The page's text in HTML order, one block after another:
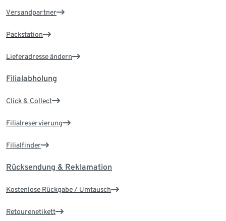
Versandpartner
Packstation
Lieferadresse ändern
Filialabholung
Click & Collect
Filialreservierung
Filialfinder
Rücksendung & Reklamation
Kostenlose Rückgabe / Umtausch
Retourenetikett